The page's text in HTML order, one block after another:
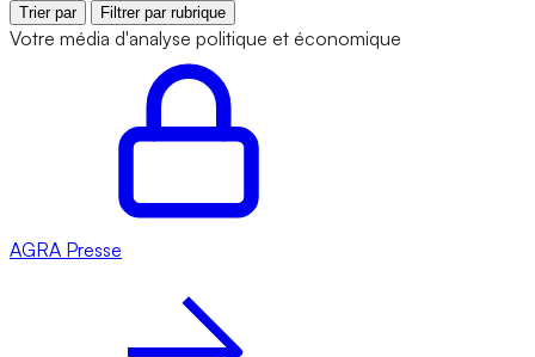
Trier par Filtrer par rubrique
Votre média d'analyse politique et économique
AGRA Presse